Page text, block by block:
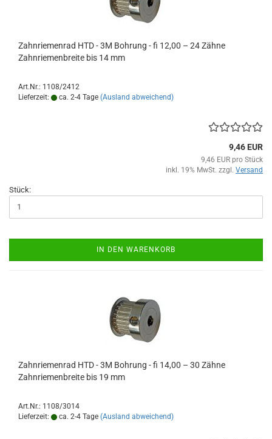
Zahnriemenrad HTD - 3M Bohrung - fi 12,00 – 24 Zähne
Zahnriemenbreite bis 14 mm
Art.Nr.: 1108/2412
Lieferzeit:
ca. 2-4 Tage (Ausland abweichend)
9,46 EUR
9,46 EUR pro Stück
inkl. 19% MwSt. zzgl. Versand
Stück:
IN DEN WARENKORB
Zahnriemenrad HTD - 3M Bohrung - fi 14,00 – 30 Zähne
Zahnriemenbreite bis 19 mm
Art.Nr.: 1108/3014
Lieferzeit:
ca. 2-4 Tage (Ausland abweichend)